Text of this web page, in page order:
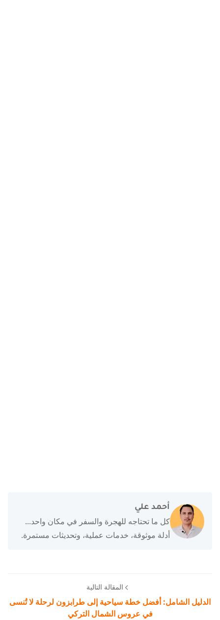
أحمد علي
كل ما تحتاجه للهجرة والسفر في مكان واحد...
أدلة موثوقة، خدمات عملية، وتحديثات مستمرة.
المقالة التالية
الدليل الشامل: أفضل خطة سياحية إلى طرابزون لرحلة لا تُنسى
في عروس الشمال التركي